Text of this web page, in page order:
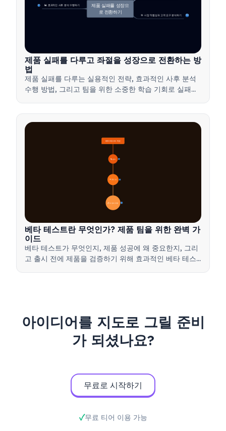
📊 효과적인 사후 분석 수행하기
7
🎯 시장 적합성과 고객 요구 분석하기 14
제품 실패를 성장으
로 전환하기
제품 실패를 다루고 좌절을 성장으로 전환하는 방
법
제품 실패를 다루는 실용적인 전략, 효과적인 사후 분석
수행 방법, 그리고 팀을 위한 소중한 학습 기회로 실패를
🔍 정의 4
🎯 중요성 7
📋 과정과 유형 20
베타 테스트 개요
베타 테스트란 무엇인가? 제품 팀을 위한 완벽 가
이드
베타 테스트가 무엇인지, 제품 성공에 왜 중요한지, 그리
고 출시 전에 제품을 검증하기 위해 효과적인 베타 테스
아이디어를 지도로 그릴 준비
가 되셨나요?
무료로 시작하기
무료 티어 이용 가능